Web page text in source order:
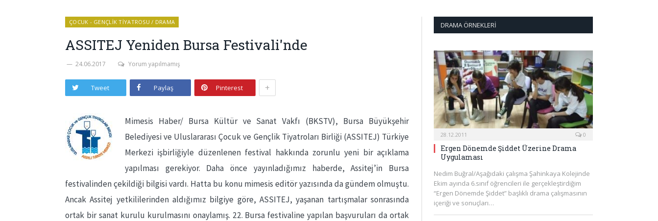
ÇOCUK - GENÇLIK TIYATROSU / DRAMA
ASSITEJ Yeniden Bursa Festivali'nde
24.06.2017 Yorum yapılmamış
Tweet Paylaş Pinterest +
Mimesis Haber/ Bursa Kültür ve Sanat Vakfı (BKSTV), Bursa Büyükşehir
Belediyesi ve Uluslararası Çocuk ve Gençlik Tiyatroları Birliği (ASSITEJ) Türkiye
Merkezi işbirliğiyle düzenlenen festival hakkında zorunlu yeni bir açıklama
yapılması gerekiyor. Daha önce yayınladığımız haberde, Assitej’in Bursa
festivalinden çekildiği bilgisi vardı. Hatta bu konu mimesis editör yazısında da gündem olmuştu.
Ancak Assitej yetkililerinden aldığımız bilgiye göre, ASSITEJ, yaşanan tartışmalar sonrasında
ortak bir sanat kurulu kurulmasını onaylamış. 22. Bursa festivaline yapılan başvuruları da ortak
DRAMA ÖRNEKLERI
28.12.2011 0
Ergen Dönemde Şiddet Üzerine Drama
Uygulaması
Nedim Buğral/Aşağıdaki çalışma Şahinkaya Kolejinde
Ekim ayında 6.sınıf öğrencileri ile gerçekleştirdiğim
“Ergen Dönemde Şiddet” başlıklı drama çalışmasının
içeriği ve sonuçları…